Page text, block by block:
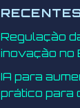
Regulação
inovação no
IA para
prático para